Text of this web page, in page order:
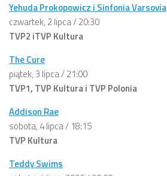
Yehuda Prokopowicz i Sinfonia Varsovia
czwartek, 2 lipca / 20:30
TVP2 iTVP Kultura
The Cure
piątek, 3 lipca / 21:00
TVP1, TVP Kultura i TVP Polonia
Addison Rae
sobota, 4 lipca / 18:15
TVP Kultura
Teddy Swims